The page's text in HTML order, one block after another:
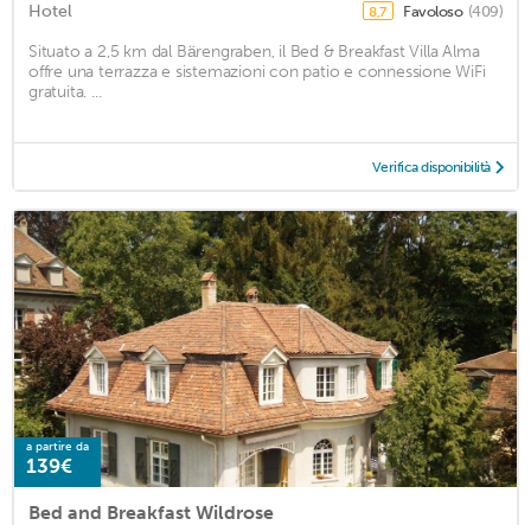
Hotel 8,7 Favoloso (409)
Situato a 2,5 km dal Bärengraben, il Bed & Breakfast Villa Alma
offre una terrazza e sistemazioni con patio e connessione WiFi
gratuita. ...
Verifica disponibilità
a partire da
139€
Bed and Breakfast Wildrose